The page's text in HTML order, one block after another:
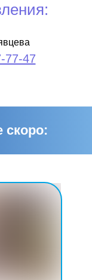
77-47
скоро: